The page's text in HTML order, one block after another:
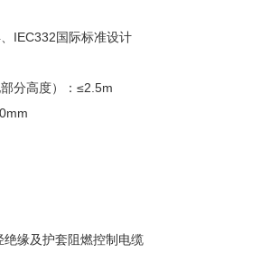
IEC332国际标准设计
分高度）：≤2.5m
缘及护套阻燃控制电缆